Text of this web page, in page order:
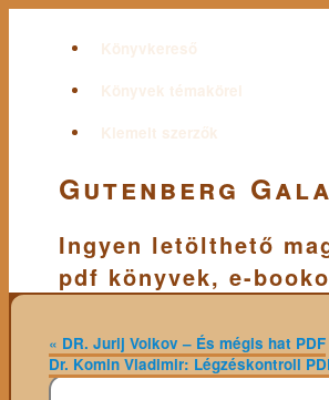
Könyvkereső
Könyvek témakörei
Kiemelt szerzők
Gutenberg
Ingyen letölthető
pdf könyvek, e-
« DR. Jurij Volkov – És mégis hat PDF
Dr. Komin Vladimir: Légzéskontroll